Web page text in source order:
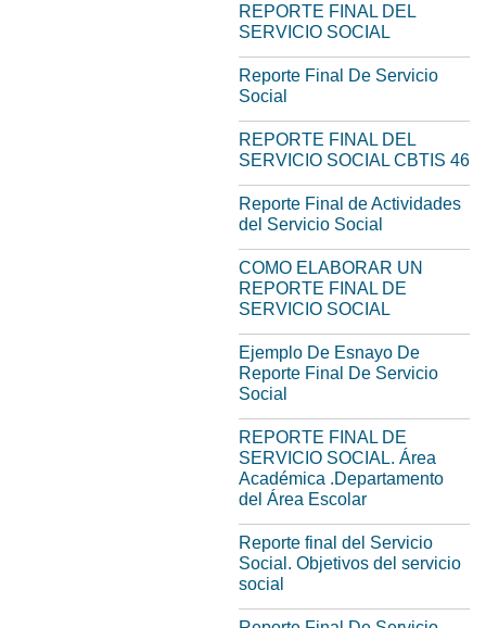
REPORTE FINAL DEL
SERVICIO SOCIAL
Reporte Final De Servicio
Social
REPORTE FINAL DEL
SERVICIO SOCIAL CBTIS 46
Reporte Final de Actividades
del Servicio Social
COMO ELABORAR UN
REPORTE FINAL DE
SERVICIO SOCIAL
Ejemplo De Esnayo De
Reporte Final De Servicio
Social
REPORTE FINAL DE
SERVICIO SOCIAL. Área
Académica .Departamento
del Área Escolar
Reporte final del Servicio
Social. Objetivos del servicio
social